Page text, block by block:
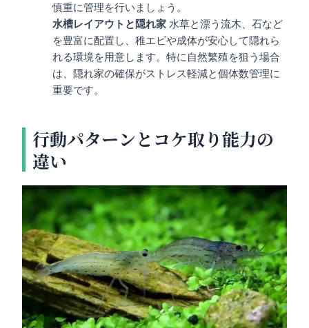
慎重に管理を行いましょう。
水槽レイアウトと隠れ家 水草と漂う流木、石など
を豊富に配置し、稚エビや成体が安心して隠れら
れる環境を用意します。特に自然繁殖を狙う場合
は、隠れ家の確保がストレス軽減と個体数管理に
重要です。
行動パターンとコケ取り能力の
違い